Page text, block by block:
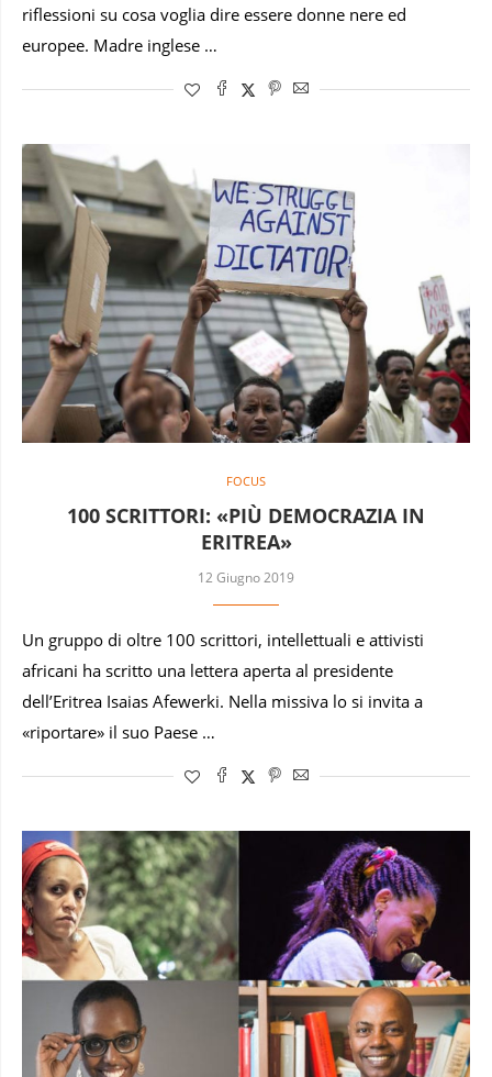
riflessioni su cosa voglia dire essere donne nere ed
europee. Madre inglese …
FOCUS
100 SCRITTORI: «PIÙ DEMOCRAZIA IN
ERITREA»
12 Giugno 2019
Un gruppo di oltre 100 scrittori, intellettuali e attivisti
africani ha scritto una lettera aperta al presidente
dell’Eritrea Isaias Afewerki. Nella missiva lo si invita a
«riportare» il suo Paese …